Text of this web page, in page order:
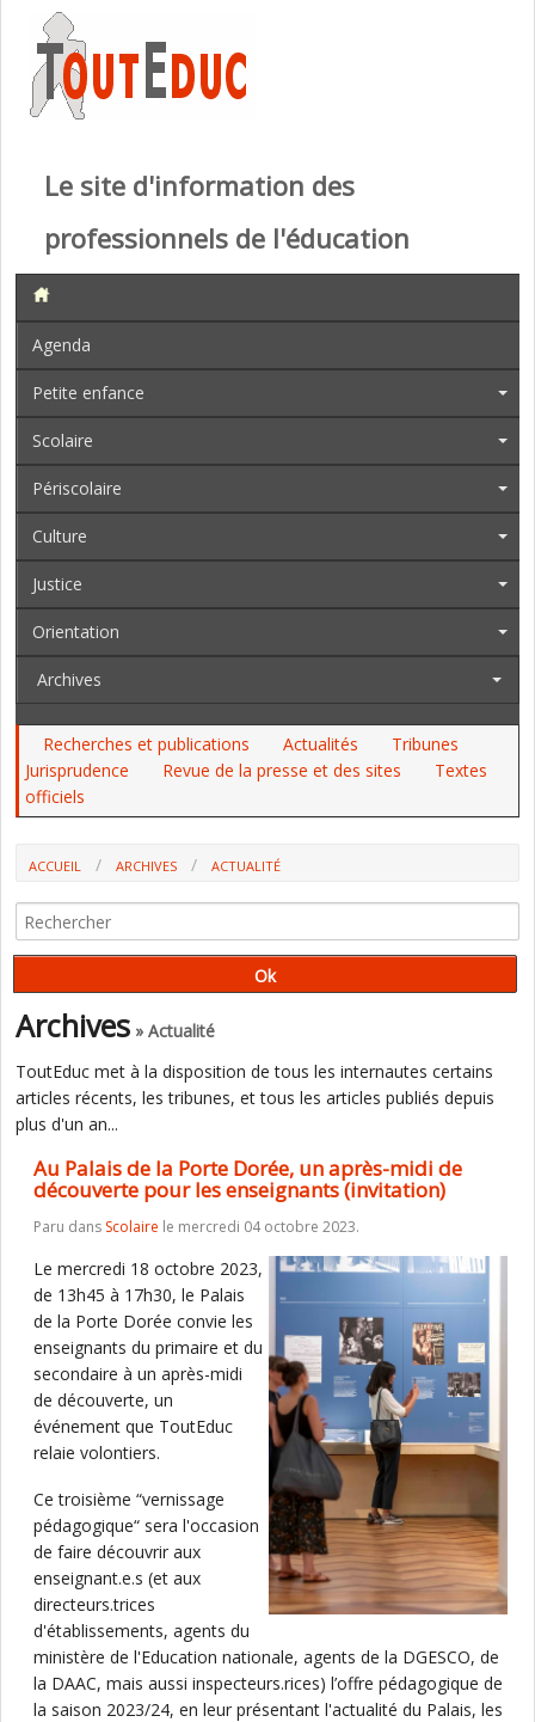
Le site d'information des
professionnels de l'éducation
Agenda
Petite enfance
Scolaire
Périscolaire
Culture
Justice
Orientation
Archives
Recherches et publications Actualités
Tribunes
Jurisprudence
Revue de la presse et des sites
Textes
officiels
ACCUEIL ARCHIVES
ACTUALITÉ
POUR LES ENSEIGNANTS (INVITATION)
Archives » Actualité
ToutEduc met à la disposition de tous les internautes certains
articles récents, les tribunes, et tous les articles publiés depuis
plus d'un an...
Au Palais de la Porte Dorée, un après-midi de
découverte pour les enseignants (invitation)
Paru dans Scolaire le mercredi 04 octobre 2023.
Le mercredi 18 octobre 2023,
de 13h45 à 17h30, le Palais
de la Porte Dorée convie les
enseignants du primaire et du
secondaire à un après-midi
de découverte, un
événement que ToutEduc
relaie volontiers.
Ce troisième “vernissage
pédagogique“ sera l'occasion
de faire découvrir aux
enseignant.e.s (et aux
directeurs.trices
d'établissements, agents du
ministère de l'Education nationale, agents de la DGESCO, de
la DAAC, mais aussi inspecteurs.rices) l’offre pédagogique de
la saison 2023/24, en leur présentant l'actualité du Palais, les